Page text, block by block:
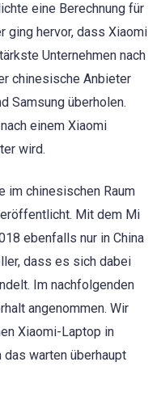
eine Berechnung für
ging hervor, dass Xiaomi
Unternehmen nach
chinesische Anbieter
Samsung überholen.
einem Xiaomi
wird.
im chinesischen Raum
Mit dem Mi
ebenfalls nur in China
dass es sich dabei
Im nachfolgenden
angenommen. Wir
Xiaomi-Laptop in
warten überhaupt